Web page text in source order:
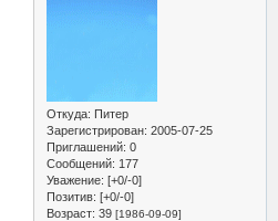
Откуда: Питер
Зарегистрирован: 2005-07-25
Приглашений: 0
Сообщений: 177
Уважение: [+0/-0]
Позитив: [+0/-0]
Возраст: 39 [1986-09-09]